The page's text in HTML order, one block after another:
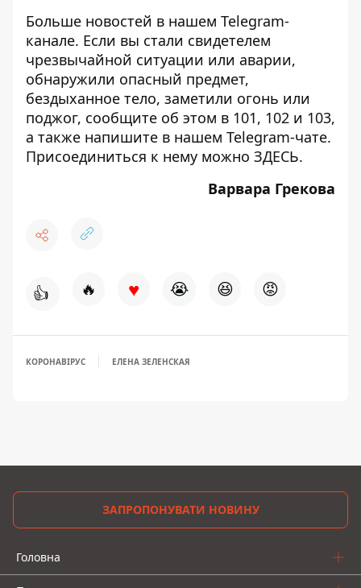
Больше новостей в нашем Telegram-
канале. Если вы стали свидетелем
чрезвычайной ситуации или аварии,
обнаружили опасный предмет,
бездыханное тело, заметили огонь или
поджог, сообщите об этом в 101, 102 и 103,
а также напишите в нашем Telegram-чате.
Присоединиться к нему можно ЗДЕСЬ.
Варвара Грекова
👍 🔥 ♥ 😭 😆 😡
КОРОНАВІРУС ЕЛЕНА ЗЕЛЕНСКАЯ
ЗАПРОПОНУВАТИ НОВИНУ
Головна